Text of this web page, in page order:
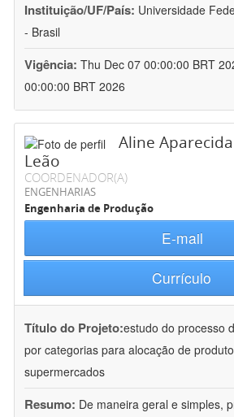
Instituição/UF/País: Universidade
- Brasil
Vigência: Thu Dec 07 00:00:00 BRT
00:00:00 BRT 2026
Aline
Leão
COORDENADOR(A)
ENGENHARIAS
Engenharia de Produção
E-mail
Currículo
Título do Projeto:estudo do processo
por categorias para alocação de
supermercados
Resumo: De maneira geral e simples,